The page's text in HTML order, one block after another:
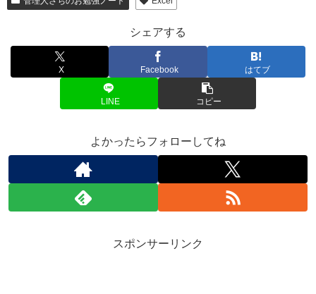
シェアする
X Facebook はてブ
LINE コピー
よかったらフォローしてね
スポンサーリンク